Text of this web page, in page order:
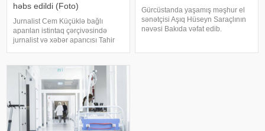
həbs edildi (Foto)
Jurnalist Cem Küçüklə bağlı
aparılan istintaq çərçivəsində
jurnalist və xəbər aparıcısı Tahir
olunub. xəbər verir ki, İstanbul
Baş Prokurorluğunu
Gürcüstanda yaşamış məşhur el
sənətçisi Aşıq Hüseyn Saraçlının
nəvəsi Bakıda vəfat edib.